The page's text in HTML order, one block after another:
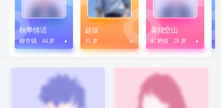
秋季情话
柳市镇 · 44 岁
赵佳
31 岁
雾绕空山
虹桥镇 · 28 岁